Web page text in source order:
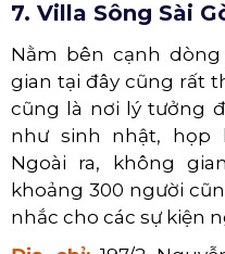
7. Villa Sông Sài
Nằm bên cạnh
gian tại đây cũng rất
cũng là nơi lý tưởng
như sinh nhật, họp
Ngoài ra, không
khoảng 300 người
nhắc cho các sự kiện